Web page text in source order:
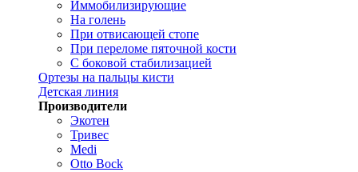
Иммобилизирующие
На голень
При отвисающей стопе
При переломе пяточной кости
С боковой стабилизацией
Ортезы на пальцы кисти
Детская линия
Производители
Экотен
Тривес
Medi
Otto Bock